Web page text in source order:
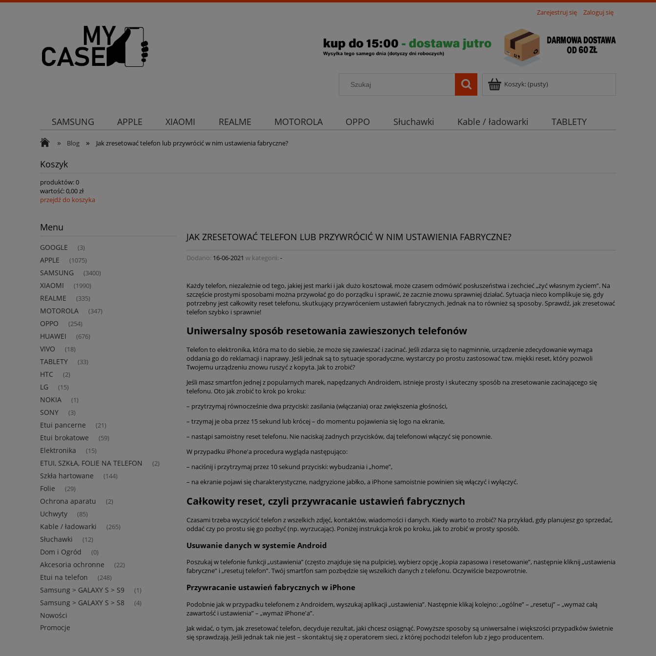
Zarejestruj się Zaloguj się
Koszyk:(pusty)
SAMSUNG APPLE XIAOMI REALME MOTOROLA OPPO Słuchawki Kable / ładowarki
TABLETY
Uchwyty
Ochrona aparatu Ochrona aparatu
» Blog » Jak zresetować telefon lub przywrócić w nim ustawienia fabryczne?
Koszyk
produktów:0
wartość:0,00 zł
przejdź do koszyka
Menu
GOOGLE (3)
APPLE (1075)
SAMSUNG (3400)
XIAOMI (1990)
REALME (335)
MOTOROLA (347)
OPPO (254)
HUAWEI (676)
VIVO (18)
TABLETY (33)
HTC (2)
LG (15)
NOKIA (1)
SONY (3)
Etui pancerne (21)
Etui brokatowe (59)
Elektronika (15)
ETUI, SZKŁA, FOLIE NA TELEFON (2)
Szkła hartowane (144)
Folie (29)
Ochrona aparatu (2)
Uchwyty (85)
Kable / ładowarki (265)
Słuchawki (12)
Dom i Ogród (0)
Akcesoria ochronne (22)
Etui na telefon (248)
Samsung > GALAXY S > S9 (1)
Samsung > GALAXY S > S8 (4)
Nowości
Promocje
JAK ZRESETOWAĆ TELEFON LUB PRZYWRÓCIĆ W NIM USTAWIENIA FABRYCZNE?
Dodano: 16-06-2021 w kategorii: -
Każdy telefon, niezależnie od tego, jakiej jest marki i jak dużo kosztował, może czasem odmówić posłuszeństwa i zechcieć „żyć własnym życiem”. Na
szczęście prostymi sposobami można przywołać go do porządku i sprawić, że zacznie znowu sprawniej działać. Sytuacja nieco komplikuje się, gdy
potrzebny jest całkowity reset telefonu, skutkujący przywróceniem ustawień fabrycznych. Jednak na to również są sposoby. Sprawdź, jak zresetować
telefon szybko i sprawnie!
Uniwersalny sposób resetowania zawieszonych telefonów
Telefon to elektronika, która ma to do siebie, że może się zawieszać i zacinać. Jeśli zdarza się to nagminnie, urządzenie zdecydowanie wymaga
oddania go do reklamacji i naprawy. Jeśli jednak są to sytuacje sporadyczne, wystarczy po prostu zastosować tzw. miękki reset, który pozwoli
Twojemu urządzeniu znowu ruszyć z kopyta. Jak to zrobić?
Jeśli masz smartfon jednej z popularnych marek, napędzanych Androidem, istnieje prosty i skuteczny sposób na zresetowanie zacinającego się
telefonu. Oto jak zrobić to krok po kroku:
– przytrzymaj równocześnie dwa przyciski: zasilania (włączania) oraz zwiększenia głośności,
– trzymaj je oba przez 15 sekund lub krócej – do momentu pojawienia się logo na ekranie,
– nastąpi samoistny reset telefonu. Nie naciskaj żadnych przycisków, daj telefonowi włączyć się ponownie.
W przypadku iPhone'a procedura wygląda następująco:
– naciśnij i przytrzymaj przez 10 sekund przyciski: wybudzania i „home”,
– na ekranie pojawi się charakterystyczne, nadgryzione jabłko, a iPhone samoistnie powinien się włączyć i wyłączyć.
Całkowity reset, czyli przywracanie ustawień fabrycznych
Czasami trzeba wyczyścić telefon z wszelkich zdjęć, kontaktów, wiadomości i danych. Kiedy warto to zrobić? Na przykład, gdy planujesz go sprzedać,
oddać czy po prostu się go pozbyć (np. wyrzucając). Poniżej instrukcja krok po kroku, jak to zrobić w prosty sposób.
Usuwanie danych w systemie Android
Poszukaj w telefonie funkcji „ustawienia” (często znajduje się na pulpicie), wybierz opcję „kopia zapasowa i resetowanie”, następnie kliknij „ustawienia
fabryczne” i „resetuj telefon”. Twój smartfon sam pozbędzie się wszelkich danych z telefonu. Oczywiście bezpowrotnie.
Przywracanie ustawień fabrycznych w iPhone
Podobnie jak w przypadku telefonem z Androidem, wyszukaj aplikacji „ustawienia”. Następnie klikaj kolejno: „ogólne” – „resetuj” – „wymaż całą
zawartość i ustawienia” – „wymaż iPhone'a”.
Jak widać, o tym, jak zresetować telefon, decyduje rezultat, jaki chcesz osiągnąć. Powyższe sposoby są uniwersalne i większości przypadków świetnie
się sprawdzają. Jeśli jednak tak nie jest – skontaktuj się z operatorem sieci, z której pochodzi telefon lub z jego producentem.